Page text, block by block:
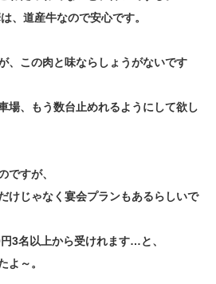
、道産牛なので安心です。
、この肉と味ならしょうがないです
場、もう数台止めれるようにして欲し
ですが、
けじゃなく宴会プランもあるらしいで
3名以上から受けれます…と、
よ～。